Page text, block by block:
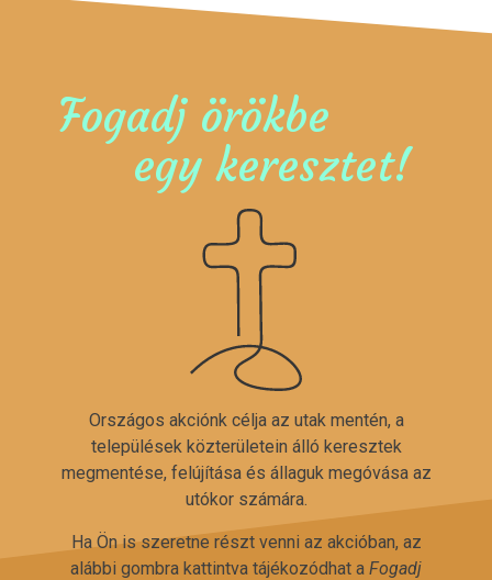
Fogadj örökbe
egy keresztet!
Országos akciónk célja az utak mentén, a
települések közterületein álló keresztek
megmentése, felújítása és állaguk megóvása az
utókor számára.
Ha Ön is szeretne részt venni az akcióban, az
alábbi gombra kattintva tájékozódhat a Fogadj